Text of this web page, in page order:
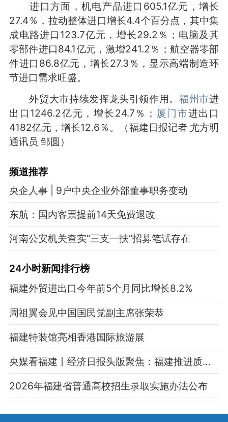
进口方面，机电产品进口605.1亿元，增长
27.4％，拉动整体进口增长4.4个百分点，其中集
成电路进口123.7亿元，增长29.2％；电脑及其
零部件进口84.1亿元，激增241.2％；航空器零部
件进口86.8亿元，增长27.3％，显示高端制造环
节进口需求旺盛。
外贸大市持续发挥龙头引领作用。福州市进
出口1246.2亿元，增长24.7％； 厦门市进出口
4182亿元，增长12.6％。
（福建日报记者 尤方明
通讯员 邹圆）
频道推荐
央企人事 | 9户中央企业外部董事职务变动
东航：国内客票提前14天免费退改
河南公安机关查实“三支一扶”招募笔试存在
24小时新闻排行榜
福建外贸进出口今年前5个月同比增长8.2%
周祖翼会见中国国民党副主席张荣恭
福建特装馆亮相香港国际旅游展
央媒看福建丨经济日报头版聚焦：福建推进质量强企强链强县
2026年福建省普通高校招生录取实施办法公布